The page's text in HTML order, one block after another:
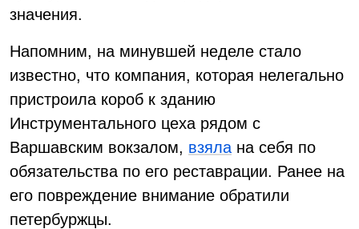
значения.
Напомним, на минувшей неделе стало
известно, что компания, которая нелегально
пристроила короб к зданию
Инструментального цеха рядом с
Варшавским вокзалом, взяла на себя по
обязательства по его реставрации. Ранее на
его повреждение внимание обратили
петербуржцы.